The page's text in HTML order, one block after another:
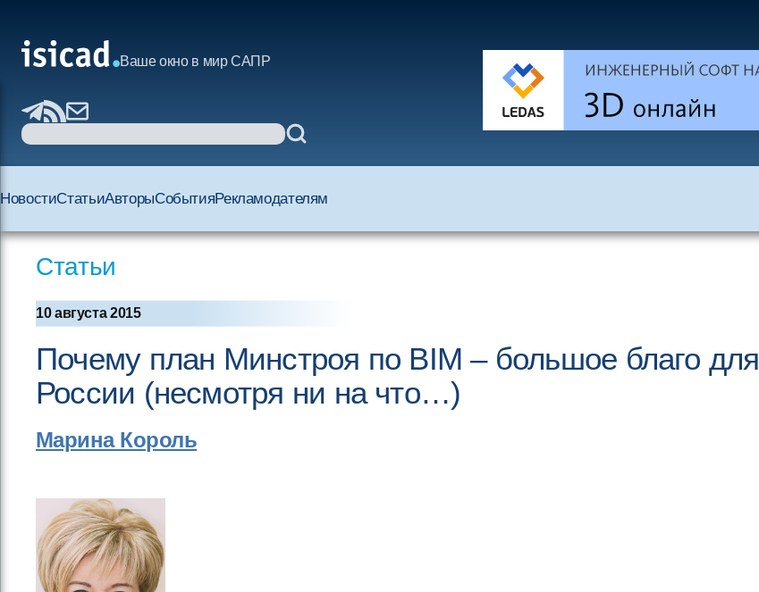
Ваше окно в мир САПР
НовостиСтатьиАвторыСобытияРекламодателям
Статьи
10 августа 2015
Почему план Минстроя по BIM – большое благо для
России (несмотря ни на что…)
Марина Король